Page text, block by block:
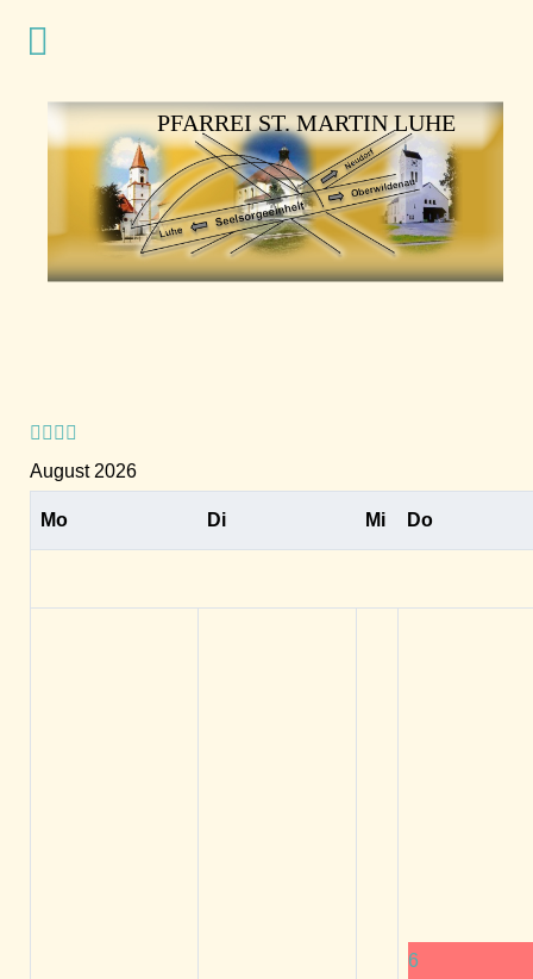
PFARREI ST. MARTIN LUHE
August 2026
Mo Di Mi Do
6